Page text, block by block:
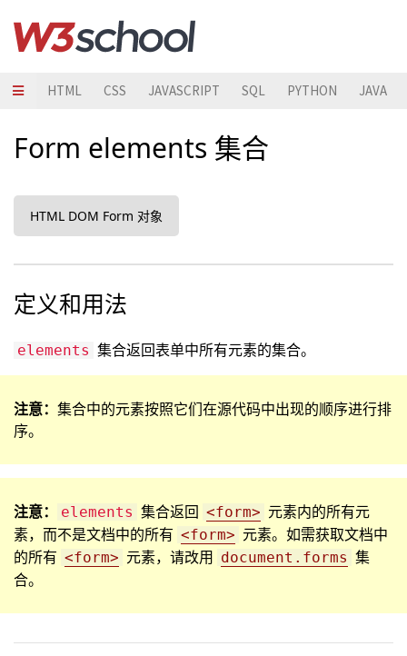
HTML CSS JAVASCRIPT SQL PYTHON JAVA
Form elements 集合
HTML DOM Form 对象
定义和用法
elements 集合返回表单中所有元素的集合。
注意： 集合中的元素按照它们在源代码中出现的顺序进行排
序。
注意： elements 集合返回 <form> 元素内的所有元
素，而不是文档中的所有 <form> 元素。如需获取文档中
的所有 <form> 元素，请改用 document.forms 集
合。